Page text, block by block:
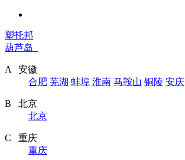
塑托邦
葫芦岛
A 安徽
合肥 芜湖 蚌埠 淮南 马鞍山 铜陵 安庆
B 北京
北京
C 重庆
重庆